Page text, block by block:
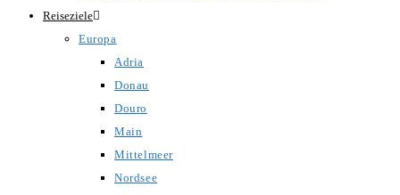
Reiseziele
Europa
Adria
Donau
Douro
Main
Mittelmeer
Nordsee